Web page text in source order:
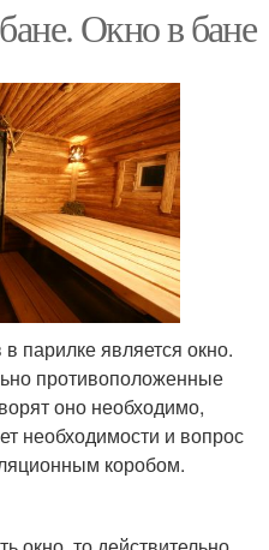
Окно в бане
парилке является окно.
противоположенные
оно необходимо,
необходимости и вопрос
коробом.